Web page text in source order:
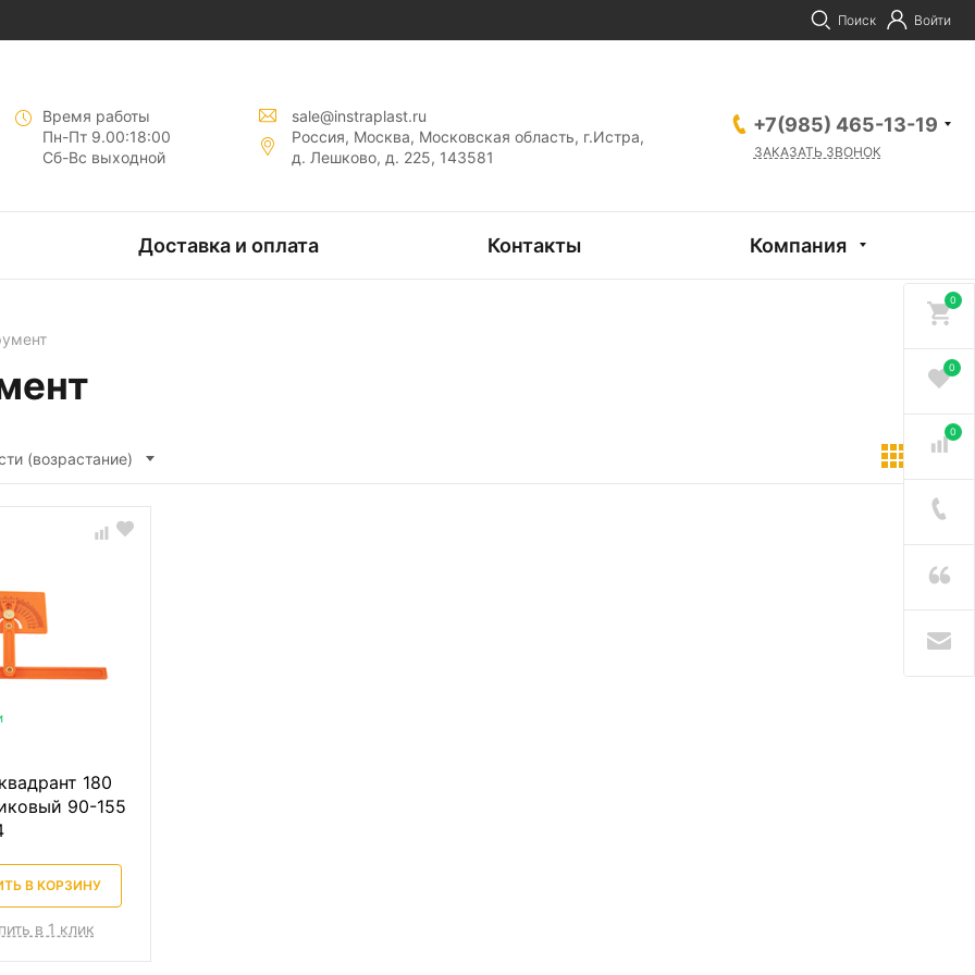
Поиск Войти
Время работы
Пн-Пт 9.00:18:00
Сб-Вс выходной
sale@instraplast.ru
Россия, Москва, Московская область, г.Истра,
д. Лешково, д. 225, 143581
+7(985) 465-13-19
ЗАКАЗАТЬ ЗВОНОК
Доставка и оплата Контакты Компания
(возрастание)
180
90-155
В КОРЗИНУ
в 1 клик
0
0
0